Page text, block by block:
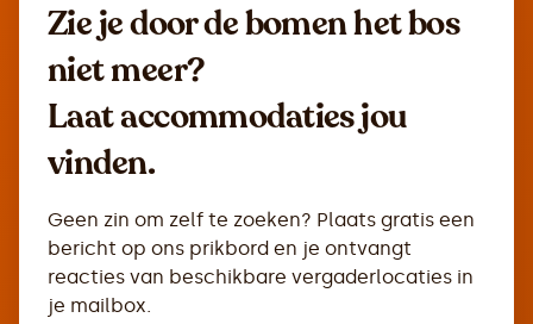
Zie je door de bomen het bos
niet meer?
Laat accommodaties jou
vinden.
Geen zin om zelf te zoeken? Plaats gratis een
bericht op ons prikbord en je ontvangt
reacties van beschikbare vergaderlocaties in
je mailbox.